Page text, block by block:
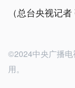
（总台央视记
©2024中央广播电
用。